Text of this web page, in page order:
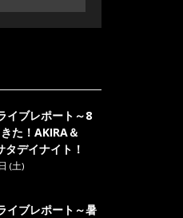
イブレポート～8
た！AKIRA＆
デイナイト！
(土)
イブレポート～暑